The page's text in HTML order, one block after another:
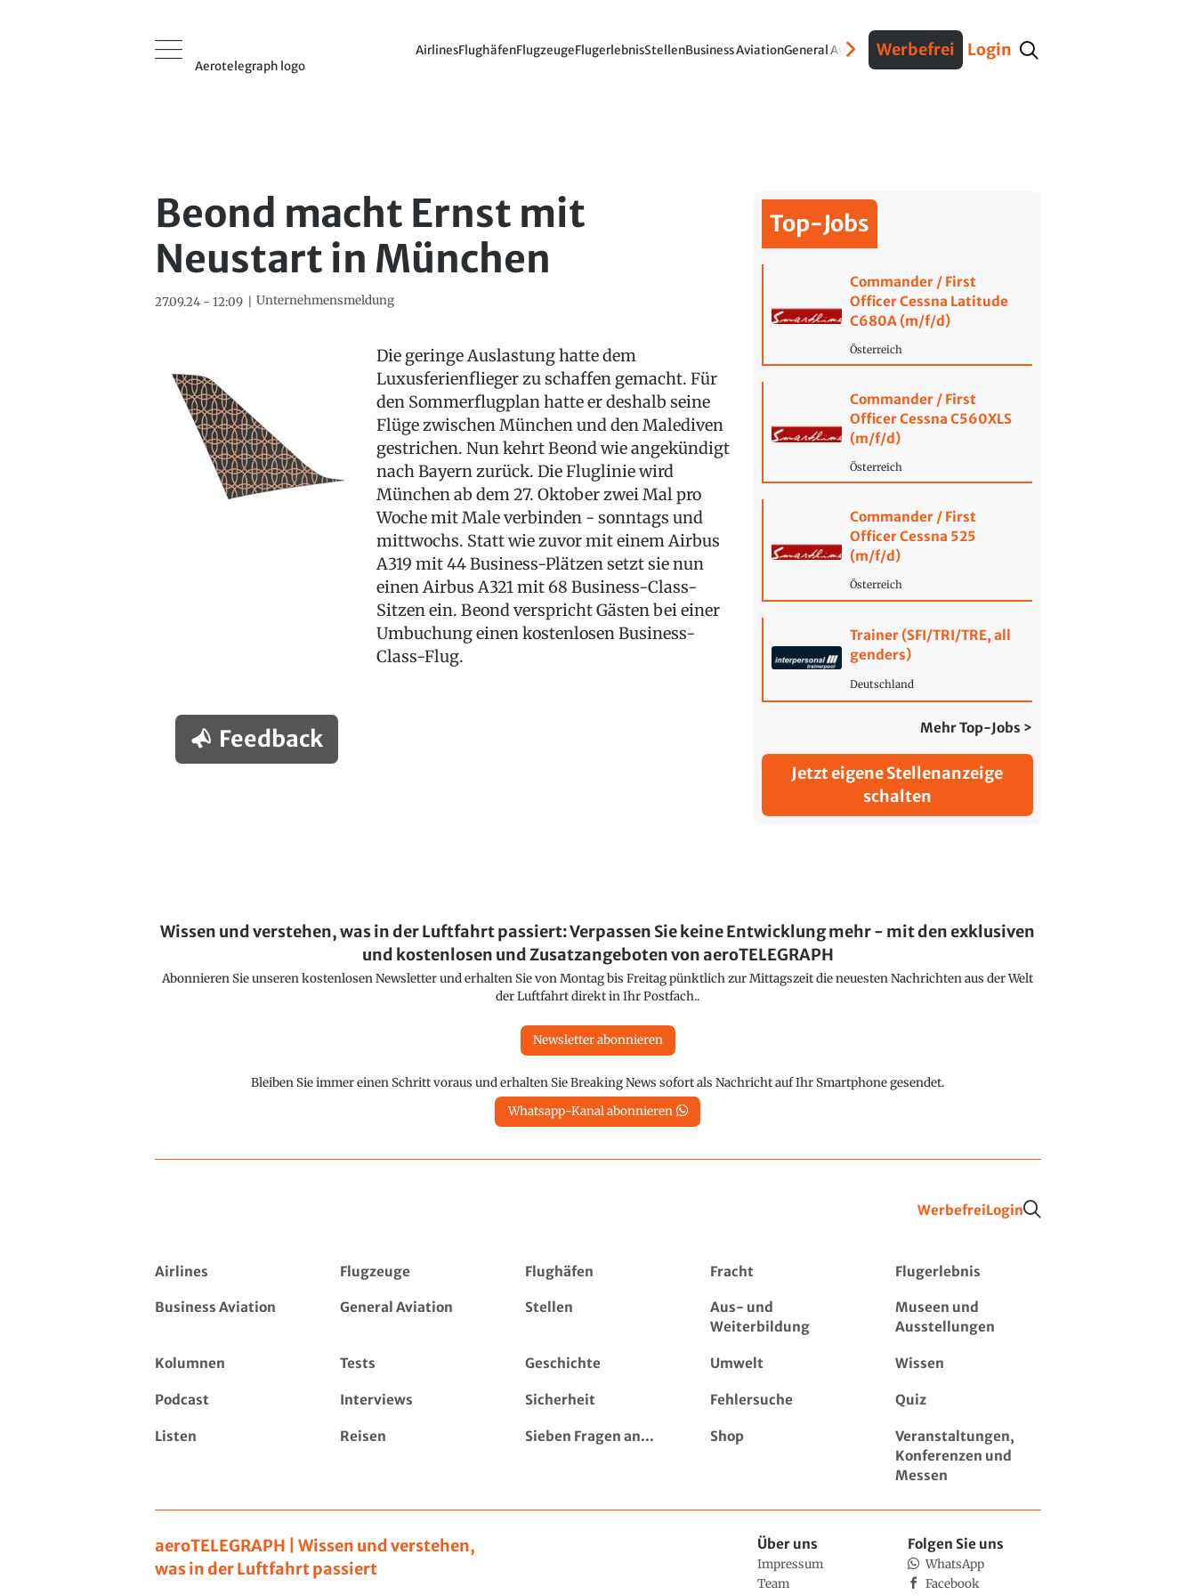
Aerotelegraph logo
AirlinesFlughäfenFlugzeugeFlugerlebnisStellenBusiness AviationGeneral AviationVerteidigungInterviews Fracht
Werbefrei Login
Beond macht Ernst mit
Neustart in München
27.09.24 - 12:09 Unternehmensmeldung
Die geringe Auslastung hatte dem
Luxusferienflieger zu schaffen gemacht. Für
den Sommerflugplan hatte er deshalb seine
Flüge zwischen München und den Malediven
gestrichen. Nun kehrt Beond wie angekündigt
nach Bayern zurück. Die Fluglinie wird
München ab dem 27. Oktober zwei Mal pro
Woche mit Male verbinden - sonntags und
mittwochs. Statt wie zuvor mit einem Airbus
A319 mit 44 Business-Plätzen setzt sie nun
einen Airbus A321 mit 68 Business-Class-
Sitzen ein. Beond verspricht Gästen bei einer
Umbuchung einen kostenlosen Business-
Class-Flug.
Feedback
Top-Jobs
Commander / First
Officer Cessna Latitude
C680A (m/f/d)
Österreich
Commander / First
Officer Cessna C560XLS
(m/f/d)
Österreich
Commander / First
Officer Cessna 525
(m/f/d)
Österreich
Trainer (SFI/TRI/TRE, all
genders)
Deutschland
Mehr Top-Jobs >
Jetzt eigene Stellenanzeige
schalten
Wissen und verstehen, was in der Luftfahrt passiert: Verpassen Sie keine Entwicklung mehr - mit den exklusiven
und kostenlosen und Zusatzangeboten von aeroTELEGRAPH
Abonnieren Sie unseren kostenlosen Newsletter und erhalten Sie von Montag bis Freitag pünktlich zur Mittagszeit die neuesten Nachrichten aus der Welt
der Luftfahrt direkt in Ihr Postfach..
Newsletter abonnieren
Bleiben Sie immer einen Schritt voraus und erhalten Sie Breaking News sofort als Nachricht auf Ihr Smartphone gesendet.
Whatsapp-Kanal abonnieren
WerbefreiLogin
Airlines Flugzeuge Flughäfen Fracht Flugerlebnis
Business Aviation General Aviation Stellen
Aus- und
Weiterbildung
Museen und
Ausstellungen
Kolumnen Tests Geschichte Umwelt Wissen
Podcast Interviews Sicherheit Fehlersuche Quiz
Listen Reisen Sieben Fragen an... Shop
Veranstaltungen,
Konferenzen und
Messen
aeroTELEGRAPH | Wissen und verstehen,
was in der Luftfahrt passiert
Über uns
Impressum
Team
Folgen Sie uns
WhatsApp
Facebook